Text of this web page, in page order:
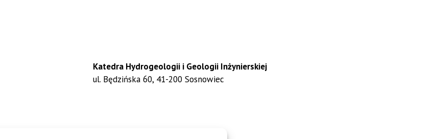
Katedra Hydrogeologii i Geologii Inżynierskiej
ul. Będzińska 60, 41-200 Sosnowiec